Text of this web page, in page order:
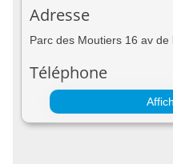
Adresse
Parc des Moutiers 16 av
Téléphone